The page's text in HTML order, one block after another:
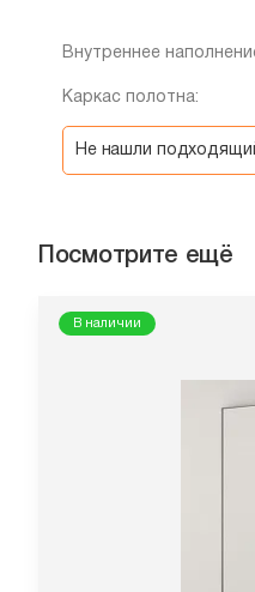
Внутреннее
Каркас полотна:
Не нашли
Посмотрите ещё
В наличии